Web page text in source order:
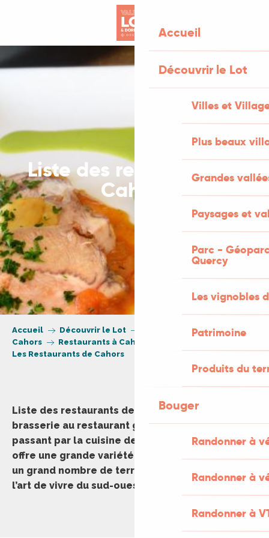
Accueil
Découvrir le Lot
Villes et
Plus beaux
Grandes
Paysages et
Parc -
Quercy
Les vignobles
Patrimoine
Produits du
Bouger
Randonner à
Randonner à
Randonner à
Liste des restaurants à
Cahors
Accueil Découvrir le Lot
Villes et Villages
Cahors
Restaurants à Cahors
Les Restaurants de Cahors
Liste des restaurants de la ville de Cahors de la
brasserie au restaurant gastronomique en
passant par la cuisine de terroir. Cahors vous
offre une grande variété de tables de qualité et
un grand nombre de terrasses pour profiter de
l’art de vivre du sud-ouest.